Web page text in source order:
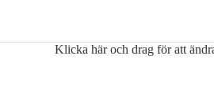
Klicka här och drag för att